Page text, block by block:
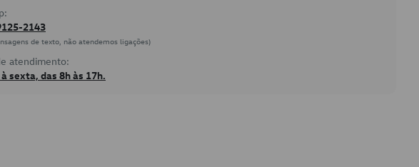
2143
de texto, não atendemos ligações)
atendimento:
sexta, das 8h às 17h.